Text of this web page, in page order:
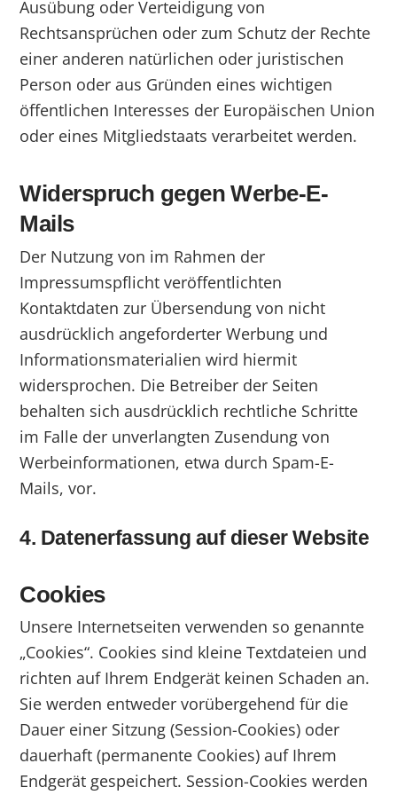
Ausübung oder Verteidigung von
Rechtsansprüchen oder zum Schutz der Rechte
einer anderen natürlichen oder juristischen
Person oder aus Gründen eines wichtigen
öffentlichen Interesses der Europäischen Union
oder eines Mitgliedstaats verarbeitet werden.
Widerspruch gegen Werbe-E-
Mails
Der Nutzung von im Rahmen der
Impressumspflicht veröffentlichten
Kontaktdaten zur Übersendung von nicht
ausdrücklich angeforderter Werbung und
Informationsmaterialien wird hiermit
widersprochen. Die Betreiber der Seiten
behalten sich ausdrücklich rechtliche Schritte
im Falle der unverlangten Zusendung von
Werbeinformationen, etwa durch Spam-E-
Mails, vor.
4. Datenerfassung auf dieser Website
Cookies
Unsere Internetseiten verwenden so genannte
„Cookies“. Cookies sind kleine Textdateien und
richten auf Ihrem Endgerät keinen Schaden an.
Sie werden entweder vorübergehend für die
Dauer einer Sitzung (Session-Cookies) oder
dauerhaft (permanente Cookies) auf Ihrem
Endgerät gespeichert. Session-Cookies werden